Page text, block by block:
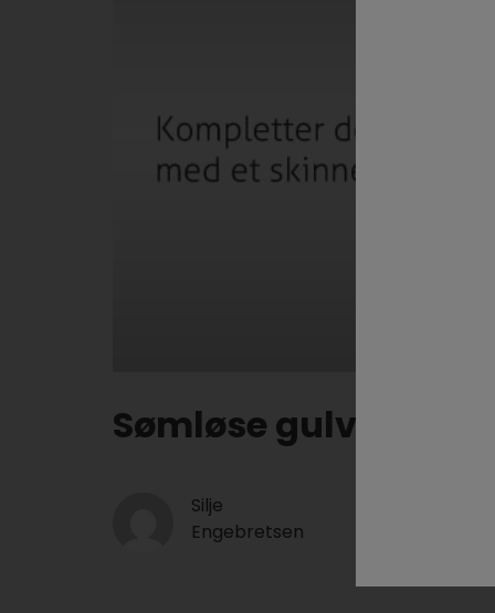
Sømløse gulv i
Silje
Engebretsen